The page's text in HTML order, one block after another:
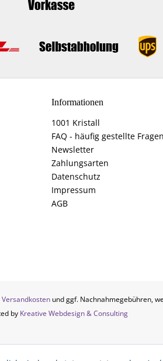
Informationen
1001 Kristall
FAQ - häufig gestellte Fragen
Newsletter
Zahlungsarten
Datenschutz
Impressum
AGB
Versandkostenund ggf. Nachnahmegebühren,
by Kreative Webdesign & Consulting